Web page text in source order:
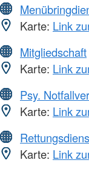
Karte: Link
Mitgliedschaft
Karte: Link
Psy.
Karte: Link
Karte: Link